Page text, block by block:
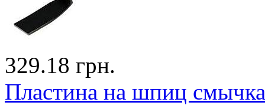
329.18 грн.
Пластина на шпиц